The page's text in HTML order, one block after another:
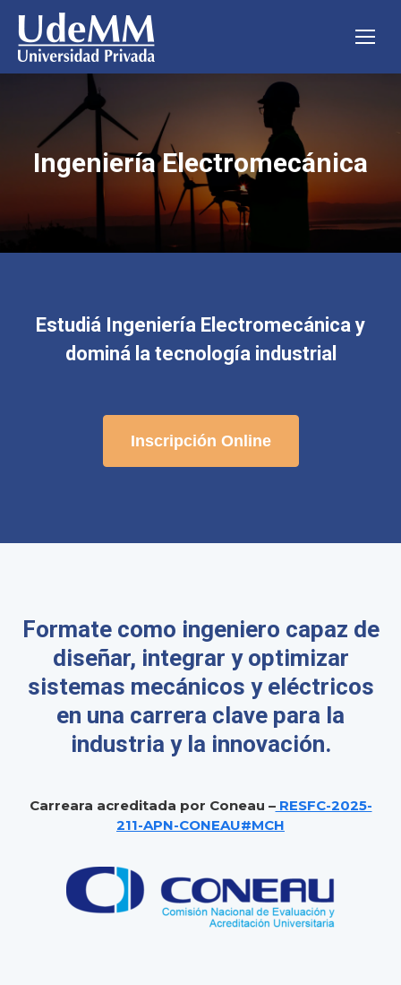
Ingeniería Electromecánica
Estudiá Ingeniería Electromecánica y
dominá la tecnología industrial
Inscripción Online
Formate como ingeniero capaz de
diseñar, integrar y optimizar
sistemas mecánicos y eléctricos
en una carrera clave para la
industria y la innovación.
Carreara acreditada por Coneau –RESFC-2025-
211-APN-CONEAU#MCH